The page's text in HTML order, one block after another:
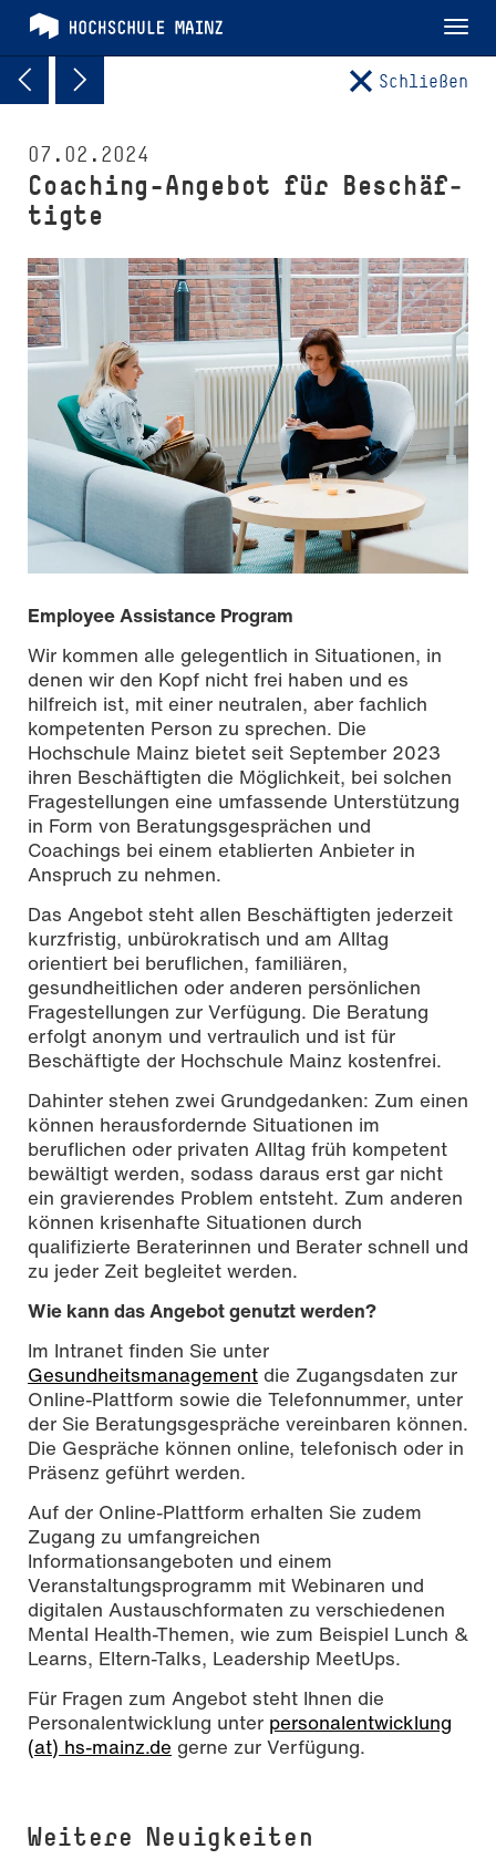
Schließen
07.02.2024
Coaching-Angebot für Be­schäf­
tig­te
Foto: unsplash
Employee Assistance Program
Wir kommen alle gelegentlich in Situationen, in
denen wir den Kopf nicht frei haben und es
hilfreich ist, mit einer neutralen, aber fachlich
kompetenten Person zu sprechen. Die
Hochschule Mainz bietet seit September 2023
ihren Beschäftigten die Möglichkeit, bei solchen
Fragestellungen eine umfassende Unterstützung
in Form von Beratungsgesprächen und
Coachings bei einem etablierten Anbieter in
Anspruch zu nehmen.
Das Angebot steht allen Beschäftigten jederzeit
kurzfristig, unbürokratisch und am Alltag
orientiert bei beruflichen, familiären,
gesundheitlichen oder anderen persönlichen
Fragestellungen zur Verfügung. Die Beratung
erfolgt anonym und vertraulich und ist für
Beschäftigte der Hochschule Mainz kostenfrei.
Dahinter stehen zwei Grundgedanken: Zum einen
können herausfordernde Situationen im
beruflichen oder privaten Alltag früh kompetent
bewältigt werden, sodass daraus erst gar nicht
ein gravierendes Problem entsteht. Zum anderen
können krisenhafte Situationen durch
qualifizierte Beraterinnen und Berater schnell und
zu jeder Zeit begleitet werden.
Wie kann das Angebot genutzt werden?
Im Intranet finden Sie unter
Gesundheitsmanagement die Zugangsdaten zur
Online-Plattform sowie die Telefonnummer, unter
der Sie Beratungsgespräche vereinbaren können.
Die Gespräche können online, telefonisch oder in
Präsenz geführt werden.
Auf der Online-Plattform erhalten Sie zudem
Zugang zu umfangreichen
Informationsangeboten und einem
Veranstaltungsprogramm mit Webinaren und
digitalen Austauschformaten zu verschiedenen
Mental Health-Themen, wie zum Beispiel Lunch &
Learns, Eltern-Talks, Leadership MeetUps.
Für Fragen zum Angebot steht Ihnen die
Personalentwicklung unter personalentwicklung
(at) hs-mainz.de gerne zur Verfügung.
Weitere Neuigkeiten